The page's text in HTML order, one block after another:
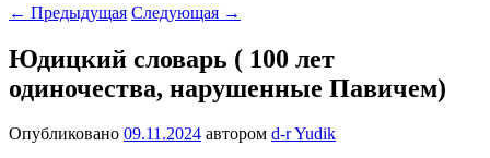
← Предыдущая Следующая →
Юдицкий словарь ( 100 лет
одиночества, нарушенные Павичем)
Опубликовано 09.11.2024 автором d-r Yudik